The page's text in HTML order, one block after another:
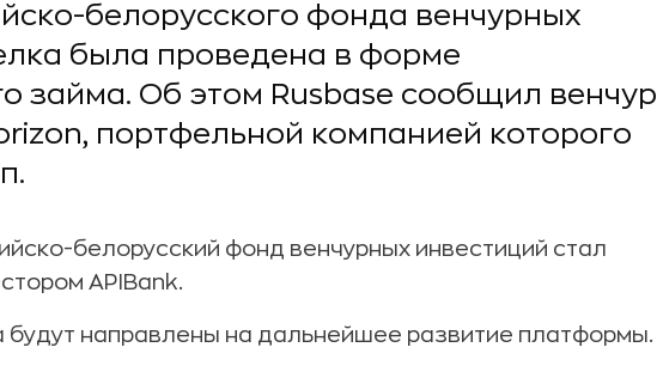
белорусского фонда венчурных
была проведена в форме
займа. Об этом Rusbase сообщил венчур
портфельной компанией которого
белорусский фонд венчурных инвестиций стал
APIBank.
будут направлены на дальнейшее развитие платформы.